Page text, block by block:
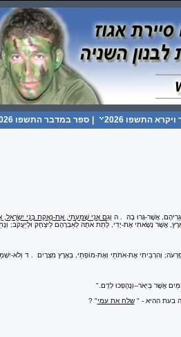
התשפו 2026
ספר במדבר התשפו 2026
אֲשֶׁר-גָּרוּ בָהּ ה וְגַם אֲנִי שָׁמַעְתִּי, אֶת-נַאֲקַת בְּנֵי
אֲשֶׁר נָשָׂאתִי אֶת-יָדִי, לָתֵת אֹתָהּ לְאַבְרָהָם לְיִצְחָק וּלְיַעֲקֹב;
וְהִרְבֵּיתִי אֶת-אֹתֹתַי וְאֶת-מוֹפְתַי, בְּאֶרֶץ מִצְרָיִם
ד וְלֹא-
אֲשֶׁר בַּיְאֹר--וְנֶהֶפְכוּ לְדָם ".
בעת ההיא - "שלח את עמי" ?